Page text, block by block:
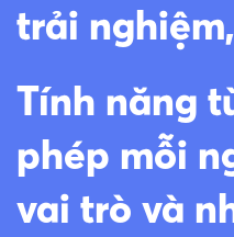
trải
Tính năng
phép mỗi
vai trò và